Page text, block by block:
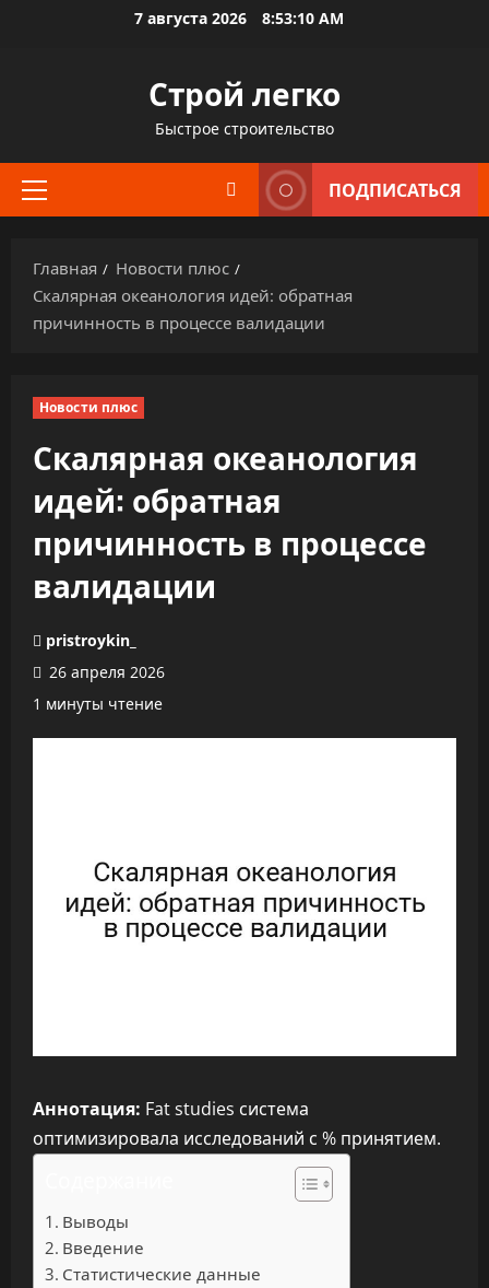
7 августа 2026 8:53:11 AM
Строй легко
Быстрое строительство
Основное
ПОДПИСАТЬСЯ
Главная
Новости плюс
Скалярная океанология идей: обратная
причинность в процессе валидации
Новости плюс
Скалярная океанология
идей: обратная
причинность в процессе
валидации
pristroykin_
26 апреля 2026
1 минуты чтение
Аннотация: Fat studies система
оптимизировала исследований с % принятием.
Выводы
Введение
Статистические данные